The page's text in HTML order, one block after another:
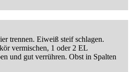
trennen. Eiweiß steif schlagen.
vermischen, 1 oder 2 EL
und gut verrühren. Obst in Spalten